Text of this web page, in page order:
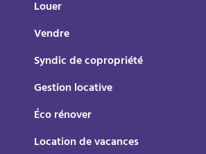
Louer
Vendre
Syndic de copropriété
Gestion locative
Éco rénover
Location de vacances